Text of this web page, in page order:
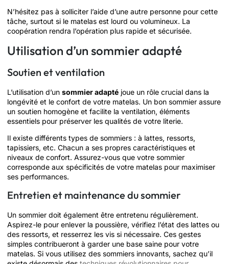
N’hésitez pas à solliciter l’aide d’une autre personne pour cette
tâche, surtout si le matelas est lourd ou volumineux. La
coopération rendra l’opération plus rapide et sécurisée.
Utilisation d’un sommier adapté
Soutien et ventilation
L’utilisation d’un sommier adapté joue un rôle crucial dans la
longévité et le confort de votre matelas. Un bon sommier assure
un soutien homogène et facilite la ventilation, éléments
essentiels pour préserver les qualités de votre literie.
Il existe différents types de sommiers : à lattes, ressorts,
tapissiers, etc. Chacun a ses propres caractéristiques et
niveaux de confort. Assurez-vous que votre sommier
corresponde aux spécificités de votre matelas pour maximiser
ses performances.
Entretien et maintenance du sommier
Un sommier doit également être entretenu régulièrement.
Aspirez-le pour enlever la poussière, vérifiez l’état des lattes ou
des ressorts, et resserrez les vis si nécessaire. Ces gestes
simples contribueront à garder une base saine pour votre
matelas. Si vous utilisez des sommiers innovants, sachez qu’il